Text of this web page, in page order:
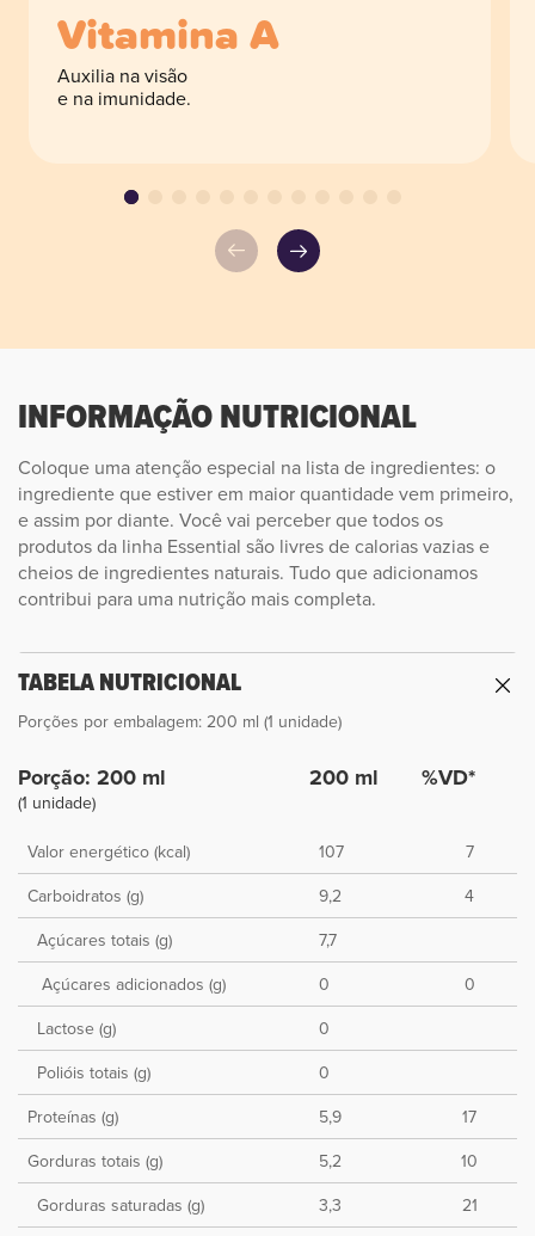
Vitamina A
Auxilia na visão
e na imunidade.
INFORMAÇÃO NUTRICIONAL
Coloque uma atenção especial na lista de ingredientes: o
ingrediente que estiver em maior quantidade vem primeiro,
e assim por diante. Você vai perceber que todos os
produtos da linha Essential são livres de calorias vazias e
cheios de ingredientes naturais. Tudo que adicionamos
contribui para uma nutrição mais completa.
TABELA NUTRICIONAL
Porções por embalagem: 200 ml (1 unidade)
Porção: 200 ml
(1 unidade)
200 ml %VD*
Valor energético (kcal) 107
7
Carboidratos (g)
9,2
4
Açúcares totais (g)
7,7
Açúcares adicionados (g)
0
0
Lactose (g)
0
Polióis totais (g)
0
Proteínas (g)
5,9
17
Gorduras totais (g)
5,2
10
Gorduras saturadas (g)
3,3
21